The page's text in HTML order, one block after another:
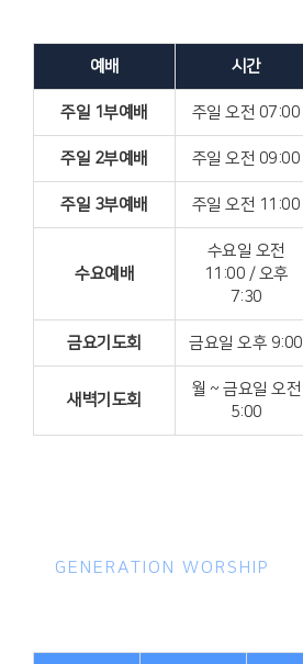
예배 시간
주일 1부예배 주일 오전 07:00
주일 2부예배 주일 오전 09:00
주일 3부예배 주일 오전 11:00
수요예배
수요일 오전
11:00 / 오후
7:30
금요기도회 금요일 오후 9:00
새벽기도회
월 ~ 금요일 오전
5:00
GENERATION WORSHIP